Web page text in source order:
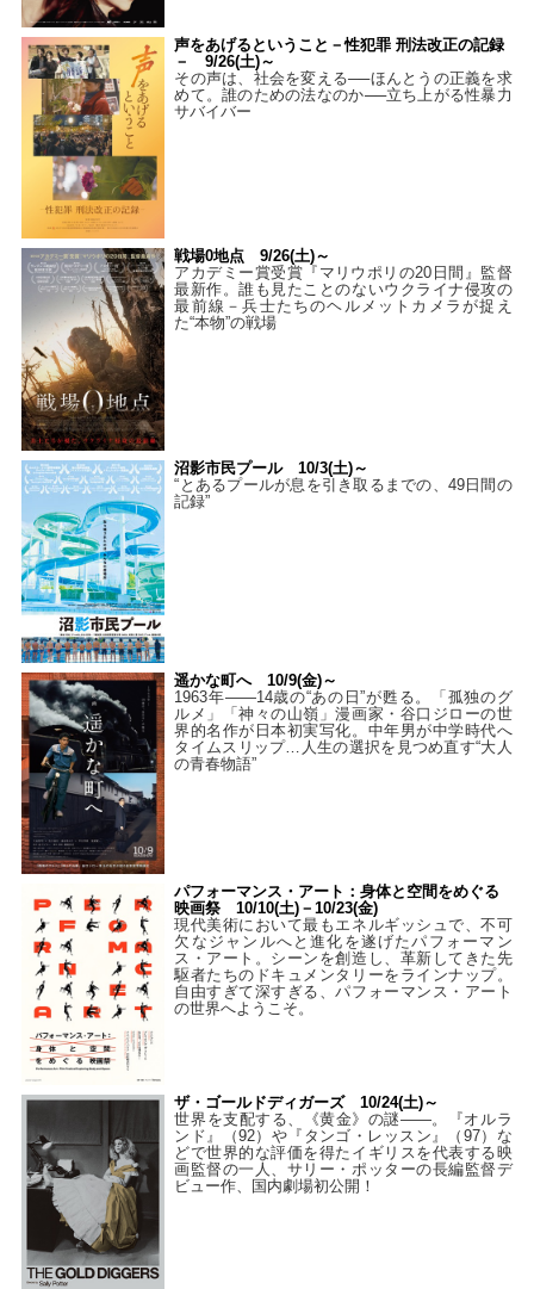
声をあげるということ－性犯罪 刑法改正の記録
－ 9/26(土)～
その声は、社会を変える──ほんとうの正義を求
めて。誰のための法なのか──立ち上がる性暴力
サバイバー
戦場0地点 9/26(土)～
アカデミー賞受賞『マリウポリの20日間』監督
最新作。誰も見たことのないウクライナ侵攻の
最前線－兵士たちのヘルメットカメラが捉え
た“本物”の戦場
沼影市民プール 10/3(土)～
“とあるプールが息を引き取るまでの、49日間の
記録”
遥かな町へ 10/9(金)～
1963年――14歳の“あの日”が甦る。「孤独のグ
ルメ」「神々の山嶺」漫画家・谷口ジローの世
界的名作が日本初実写化。中年男が中学時代へ
タイムスリップ…人生の選択を見つめ直す“大人
の青春物語”
パフォーマンス・アート：身体と空間をめぐる
映画祭 10/10(土)－10/23(金)
現代美術において最もエネルギッシュで、不可
欠なジャンルへと進化を遂げたパフォーマン
ス・アート。シーンを創造し、革新してきた先
駆者たちのドキュメンタリーをラインナップ。
自由すぎて深すぎる、パフォーマンス・アート
の世界へようこそ。
ザ・ゴールドディガーズ 10/24(土)～
世界を支配する、《黄金》の謎――。『オルラ
ンド』（92）や『タンゴ・レッスン』（97）な
どで世界的な評価を得たイギリスを代表する映
画監督の一人、サリー・ポッターの長編監督デ
ビュー作、国内劇場初公開！